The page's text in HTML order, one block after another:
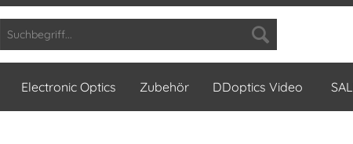
Electronic Optics Zubehör DDoptics Video